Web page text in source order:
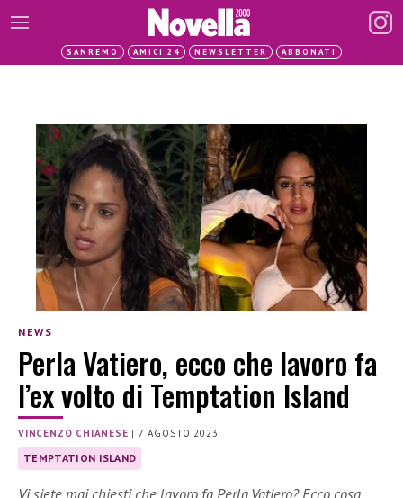
SANREMO AMICI 24 NEWSLETTER ABBONATI
NEWS
Perla Vatiero, ecco che lavoro fa
l’ex volto di Temptation Island
VINCENZO CHIANESE |7 AGOSTO 2023
TEMPTATION ISLAND